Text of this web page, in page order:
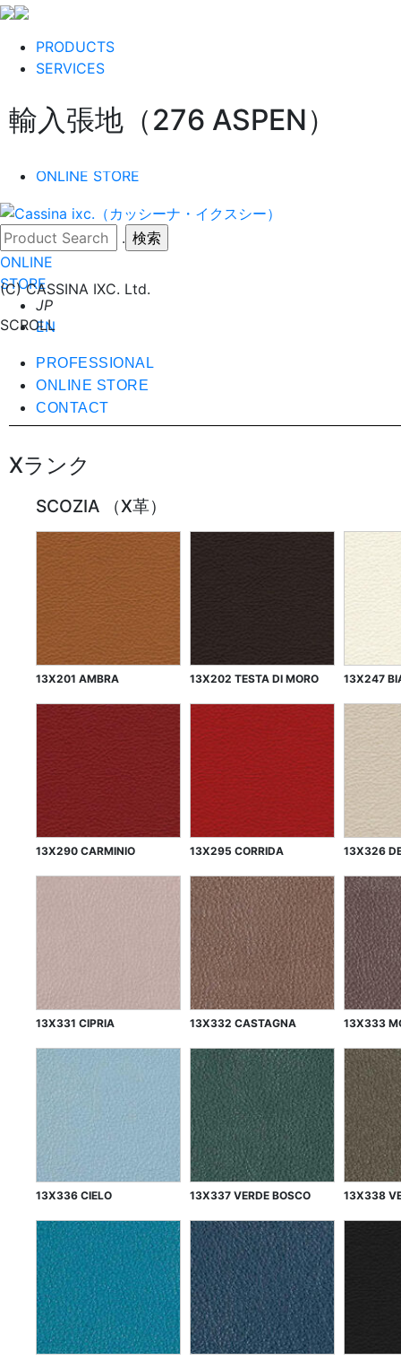
PRODUCTS
SERVICES
PROFESSIONALS
SUPPORT
ONLINE STORE
.
ONLINE
STORE
JP
EN
PROFESSIONAL
ONLINE STORE
CONTACT
(C) CASSINA IXC. Ltd.
SCROLL
輸入張地（276 ASPEN）
Xランク
SCOZIA （X革）
13X201 AMBRA 13X202 TESTA DI MORO 13X247
13X290 CARMINIO 13X295 CORRIDA 13X326
13X331 CIPRIA 13X332 CASTAGNA 13X333
13X336 CIELO 13X337 VERDE BOSCO 13X338